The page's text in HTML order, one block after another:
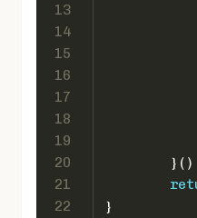
13
14
15
16
17
18
19
20
21
22
	}()
}